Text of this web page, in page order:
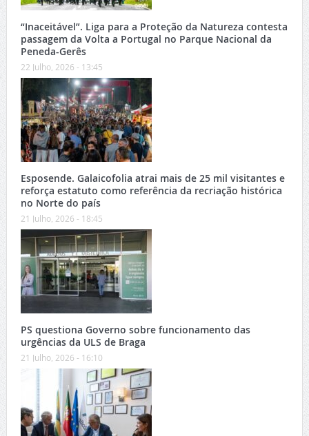
“Inaceitável”. Liga para a Proteção da Natureza contesta
passagem da Volta a Portugal no Parque Nacional da
Peneda-Gerês
22 Julho, 2026 - 13:45
Esposende. Galaicofolia atrai mais de 25 mil visitantes e
reforça estatuto como referência da recriação histórica
no Norte do país
21 Julho, 2026 - 18:45
PS questiona Governo sobre funcionamento das
urgências da ULS de Braga
21 Julho, 2026 - 16:10